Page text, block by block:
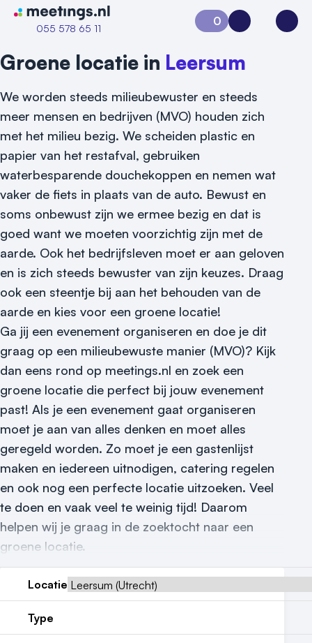
Naar home van Meetings
055 578 65 11
Vraag locatie aan
Locatiegids
Meld locatie aan
Nieuws
Reviews (5⭐️)
Contact
0
Aanvraag 0Inloggen
Groene locatie in Leersum
We worden steeds milieubewuster en steeds
meer mensen en bedrijven (MVO) houden zich
met het milieu bezig. We scheiden plastic en
papier van het restafval, gebruiken
waterbesparende douchekoppen en nemen wat
vaker de fiets in plaats van de auto. Bewust en
soms onbewust zijn we ermee bezig en dat is
goed want we moeten voorzichtig zijn met de
aarde. Ook het bedrijfsleven moet er aan geloven
en is zich steeds bewuster van zijn keuzes. Draag
ook een steentje bij aan het behouden van de
aarde en kies voor een groene locatie!
Ga jij een evenement organiseren en doe je dit
graag op een milieubewuste manier (MVO)? Kijk
dan eens rond op meetings.nl en zoek een
groene locatie die perfect bij jouw evenement
past! Als je een evenement gaat organiseren
moet je aan van alles denken en moet alles
geregeld worden. Zo moet je een gastenlijst
maken en iedereen uitnodigen, catering regelen
en ook nog een perfecte locatie uitzoeken. Veel
te doen en vaak veel te weinig tijd! Daarom
helpen wij je graag in de zoektocht naar een
groene locatie.
Locatie
Type